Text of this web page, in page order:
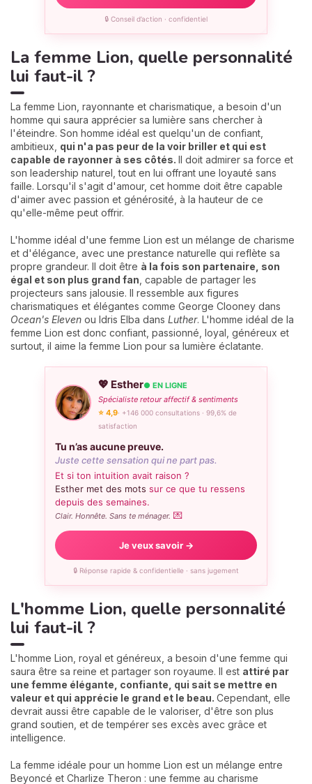
🔒 Conseil d’action · confidentiel
La femme Lion, quelle personnalité
lui faut-il ?
La femme Lion, rayonnante et charismatique, a besoin d'un
homme qui saura apprécier sa lumière sans chercher à
l'éteindre. Son homme idéal est quelqu'un de confiant,
ambitieux, qui n'a pas peur de la voir briller et qui est
capable de rayonner à ses côtés. Il doit admirer sa force et
son leadership naturel, tout en lui offrant une loyauté sans
faille. Lorsqu'il s'agit d'amour, cet homme doit être capable
d'aimer avec passion et générosité, à la hauteur de ce
qu'elle-même peut offrir.
L'homme idéal d'une femme Lion est un mélange de charisme
et d'élégance, avec une prestance naturelle qui reflète sa
propre grandeur. Il doit être à la fois son partenaire, son
égal et son plus grand fan , capable de partager les
projecteurs sans jalousie. Il ressemble aux figures
charismatiques et élégantes comme George Clooney dans
Ocean's Eleven ou Idris Elba dans Luther. L'homme idéal de la
femme Lion est donc confiant, passionné, loyal, généreux et
surtout, il aime la femme Lion pour sa lumière éclatante.
💖 Esther● EN LIGNE
Spécialiste retour affectif & sentiments
⭐ 4,9· +146 000 consultations · 99,6% de
satisfaction
Tu n’as aucune preuve.
Juste cette sensation qui ne part pas.
Et si ton intuition avait raison ?
Esther met des mots sur ce que tu ressens
depuis des semaines.
Clair. Honnête. Sans te ménager. 💌
Je veux savoir →
🔒 Réponse rapide & confidentielle · sans jugement
L'homme Lion, quelle personnalité
lui faut-il ?
L'homme Lion, royal et généreux, a besoin d'une femme qui
saura être sa reine et partager son royaume. Il est attiré par
une femme élégante, confiante, qui sait se mettre en
valeur et qui apprécie le grand et le beau. Cependant, elle
devrait aussi être capable de le valoriser, d'être son plus
grand soutien, et de tempérer ses excès avec grâce et
intelligence.
La femme idéale pour un homme Lion est un mélange entre
Beyoncé et Charlize Theron : une femme au charisme